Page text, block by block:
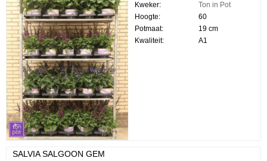
Kweker:
Ton in Pot
Hoogte:
60
Potmaat:
19 cm
Kwaliteit:
A1
SALVIA SALGOON GEM